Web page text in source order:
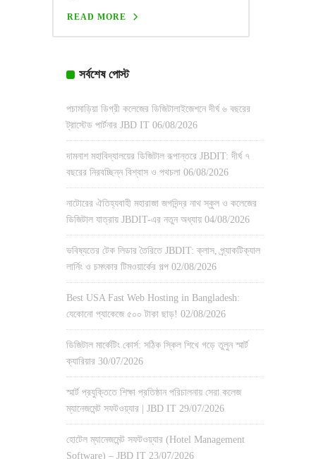
READ MORE
সর্বশেষ পোস্ট
পচামাড়িয়া ডিগ্রী কলেজের ডিজিটালাইজেশনে দীর্ঘ ৬ বছরের
ট্রাস্টেড পার্টনার JBD IT 06/08/2026
দামনাশ মহাবিদ্যালয়ের ডিজিটাল রূপান্তরে JBDIT: দীর্ঘ ৭
বছরের নিরবচ্ছিন্ন বিশ্বাস ও পথচলা 06/08/2026
নাটোরের ঐতিহ্যবাহী মহারাজা জগদিন্দ্র নাথ স্কুল ও কলেজের
ডিজিটাল যাত্রায় JBDIT-এর নতুন অধ্যায় 04/08/2026
ভবিষ্যতের টেক লিডার তৈরিতে JBDIT: ক্লাস, প্র্যাকটিক্যাল
লার্নিং ও চমৎকার টিমওয়ার্কের গল্প 02/08/2026
Best USA Fast Web Hosting in Bangladesh:
যেকোনো প্যাকেজে ৫০০ টাকা ছাড়! 02/08/2026
ডিজিটাল মার্কেটিং কোর্স: সঠিক স্কিল শিখে গড়ে তুলুন স্মার্ট
ক্যারিয়ার 30/07/2026
স্মার্ট প্রযুক্তিতে শিক্ষা প্রতিষ্ঠান পরিচালনায় সেরা কলেজ
ম্যানেজমেন্ট সফটওয়্যার | JBD IT 29/07/2026
হোটেল ম্যানেজমেন্ট সফটওয়্যার (Hotel Management
Software) – JBD IT 23/07/2026